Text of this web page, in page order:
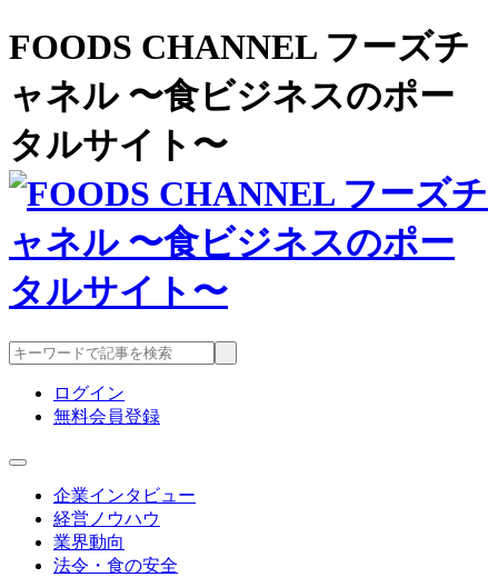
FOODS CHANNEL フーズチ
ャネル 〜食ビジネスのポー
タルサイト〜
ログイン
無料会員登録
企業インタビュー
経営ノウハウ
業界動向
法令・食の安全